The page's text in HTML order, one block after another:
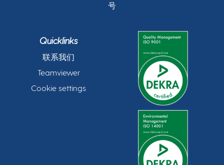
号
Quicklinks
联系我们
Teamviewer
Cookie settings